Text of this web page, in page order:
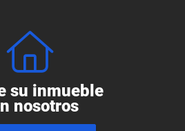
su inmueble
nosotros